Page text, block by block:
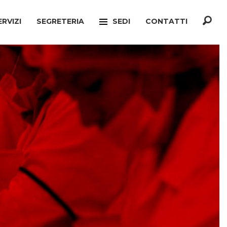
INCA
MIGRANTI
VERTENZE
DIMISSIONI
SOCIALE
SEGRETERIA SEDI
TREVISO
MOGLIANO VENETO
PAESE
RONCADE
CASTELFRANCO VENETO
ONÈ DI FONTE
CONEGLIANO
CONTATTI